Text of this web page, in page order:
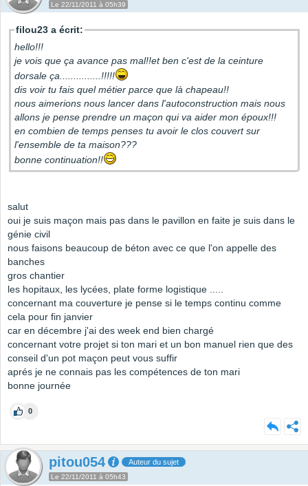
Le 22/11/2011 à 05h39
filou23 a écrit:
hello!!!
je vois que ça avance pas mal!!et ben c'est de la ceinture
dorsale ça...............!!!!!
dis voir tu fais quel métier parce que là chapeau!!
nous aimerions nous lancer dans l'autoconstruction mais nous
allons je pense prendre un maçon qui va aider mon époux!!!
en combien de temps penses tu avoir le clos couvert sur
l'ensemble de ta maison???
bonne continuation!!
salut
oui je suis maçon mais pas dans le pavillon en faite je suis dans le
génie civil
nous faisons beaucoup de béton avec ce que l'on appelle des
banches
gros chantier
les hopitaux, les lycées, plate forme logistique .....
concernant ma couverture je pense si le temps continu comme
cela pour fin janvier
car en décembre j'ai des week end bien chargé
concernant votre projet si ton mari et un bon manuel rien que des
conseil d'un pot maçon peut vous suffir
aprés je ne connais pas les compétences de ton mari
bonne journée
0
pitou054 Auteur du sujet
Le 22/11/2011 à 05h43